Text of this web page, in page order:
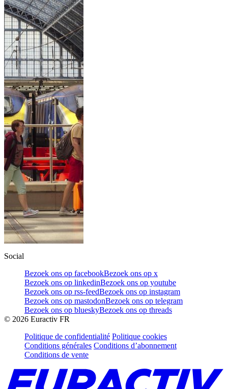
Social
Bezoek ons op facebookBezoek ons op x
Bezoek ons op linkedinBezoek ons op youtube
Bezoek ons op rss-feedBezoek ons op instagram
Bezoek ons op mastodonBezoek ons op telegram
Bezoek ons op blueskyBezoek ons op threads
© 2026 Euractiv FR
Politique de confidentialité Politique cookies
Conditions générales Conditions d’abonnement
Conditions de vente